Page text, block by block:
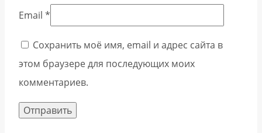
Email *
Сохранить моё имя, email и адрес сайта в
этом браузере для последующих моих
комментариев.